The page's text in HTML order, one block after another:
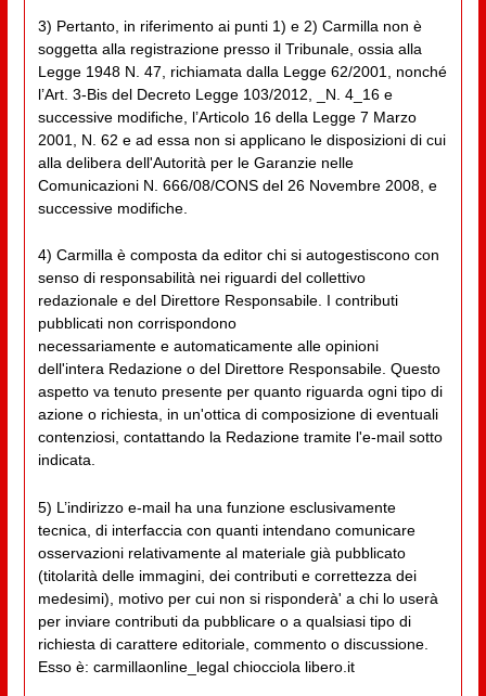
3) Pertanto, in riferimento ai punti 1) e 2) Carmilla non è
soggetta alla registrazione presso il Tribunale, ossia alla
Legge 1948 N. 47, richiamata dalla Legge 62/2001, nonché
l’Art. 3-Bis del Decreto Legge 103/2012, _N. 4_16 e
successive modifiche, l’Articolo 16 della Legge 7 Marzo
2001, N. 62 e ad essa non si applicano le disposizioni di cui
alla delibera dell'Autorità per le Garanzie nelle
Comunicazioni N. 666/08/CONS del 26 Novembre 2008, e
successive modifiche.
4) Carmilla è composta da editor chi si autogestiscono con
senso di responsabilità nei riguardi del collettivo
redazionale e del Direttore Responsabile. I contributi
pubblicati non corrispondono
necessariamente e automaticamente alle opinioni
dell'intera Redazione o del Direttore Responsabile. Questo
aspetto va tenuto presente per quanto riguarda ogni tipo di
azione o richiesta, in un'ottica di composizione di eventuali
contenziosi, contattando la Redazione tramite l'e-mail sotto
indicata.
5) L’indirizzo e-mail ha una funzione esclusivamente
tecnica, di interfaccia con quanti intendano comunicare
osservazioni relativamente al materiale già pubblicato
(titolarità delle immagini, dei contributi e correttezza dei
medesimi), motivo per cui non si risponderà' a chi lo userà
per inviare contributi da pubblicare o a qualsiasi tipo di
richiesta di carattere editoriale, commento o discussione.
Esso è: carmillaonline_legal chiocciola libero.it